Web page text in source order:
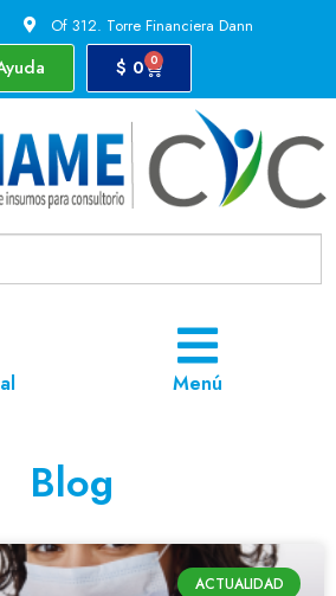
Of 312. Torre Financiera Dann
$ 0 0
Menú
Blog
ACTUALIDAD